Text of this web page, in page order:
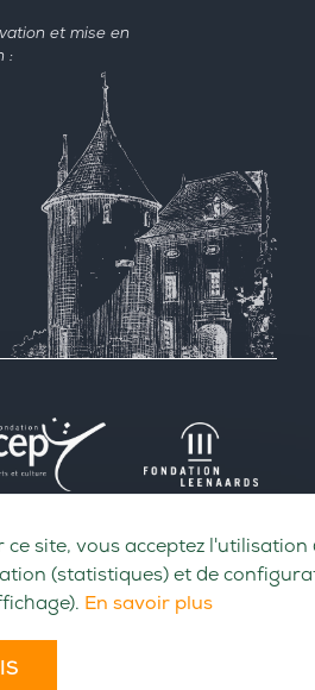
et mise en
:
ce site, vous acceptez l'utilisation
(statistiques) et de
En savoir plus